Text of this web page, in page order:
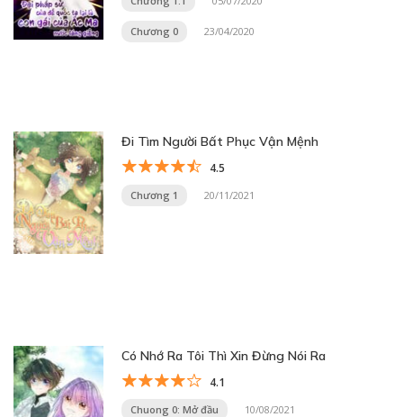
Chương 0 23/04/2020
Đi Tìm Người Bất Phục Vận Mệnh
4.5
Chương 1 20/11/2021
Có Nhớ Ra Tôi Thì Xin Đừng Nói Ra
4.1
Chuong 0: Mở đầu 10/08/2021